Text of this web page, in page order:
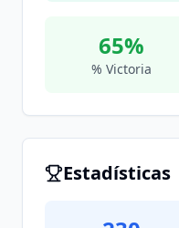
65%
% Victoria
Estadísticas